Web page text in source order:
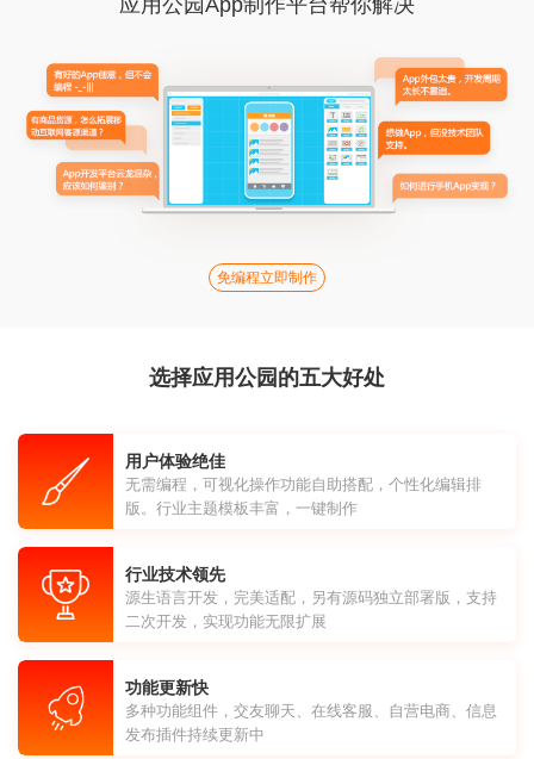
应用公园App制作平台帮你解决
免编程立即制作
选择应用公园的五大好处
用户体验绝佳
无需编程，可视化操作功能自助搭配，个性化编辑排
版。行业主题模板丰富，一键制作
行业技术领先
源生语言开发，完美适配，另有源码独立部署版，支持
二次开发，实现功能无限扩展
功能更新快
多种功能组件，交友聊天、在线客服、自营电商、信息
发布插件持续更新中